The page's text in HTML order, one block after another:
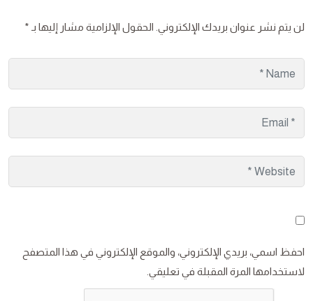
لن يتم نشر عنوان بريدك الإلكتروني. الحقول الإلزامية مشار إليها بـ *
احفظ اسمي، بريدي الإلكتروني، والموقع الإلكتروني في هذا المتصفح
لاستخدامها المرة المقبلة في تعليقي.